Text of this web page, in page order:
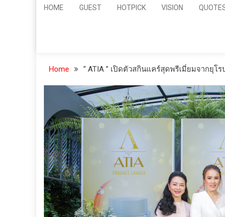
HOME GUEST HOTPICK VISION
Home “ ATIA ” เปิดตัวสกินแคร์สุดพรีเมี่ยมจากยุโ